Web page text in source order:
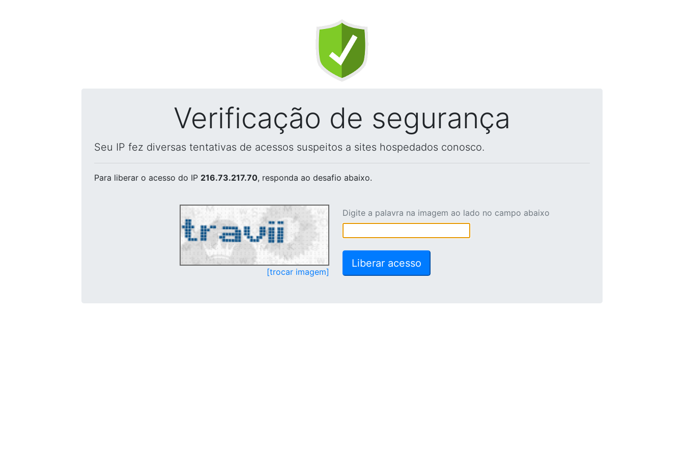
Verificação de segurança
Seu IP fez diversas tentativas de acessos suspeitos a sites hospedados conosco.
Para liberar o acesso do IP 216.73.217.70, responda ao desafio abaixo.
[trocar imagem]
Digite a palavra na imagem ao lado no campo abaixo